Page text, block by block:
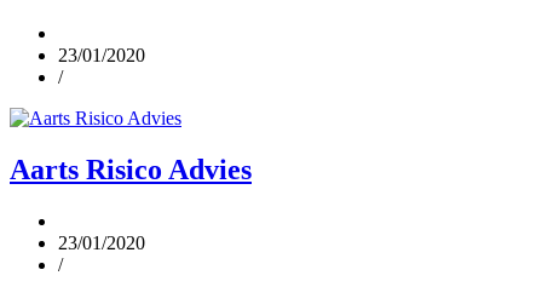
23/01/2020
/
Aarts Risico Advies
23/01/2020
/